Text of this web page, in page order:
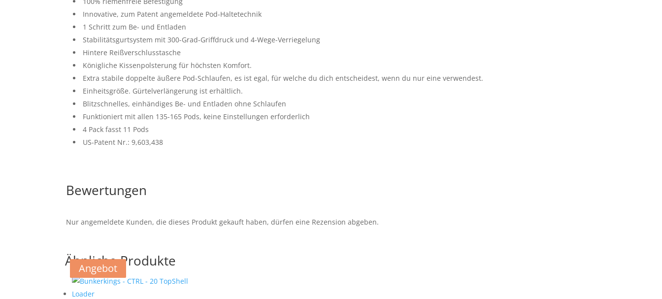
Innovative, zum Patent angemeldete Pod-Haltetechnik
1 Schritt zum Be- und Entladen
Stabilitätsgurtsystem mit 300-Grad-Griffdruck und 4-Wege-Verriegelung
Hintere Reißverschlusstasche
Königliche Kissenpolsterung für höchsten Komfort.
Extra stabile doppelte äußere Pod-Schlaufen, es ist egal, für welche du dich entscheidest, wenn du nur eine verwendest.
Einheitsgröße. Gürtelverlängerung ist erhältlich.
Blitzschnelles, einhändiges Be- und Entladen ohne Schlaufen
Funktioniert mit allen 135-165 Pods, keine Einstellungen erforderlich
4 Pack fasst 11 Pods
US-Patent Nr.: 9,603,438
Bewertungen
Nur angemeldete Kunden, die dieses Produkt gekauft haben, dürfen eine Rezension abgeben.
Ähnliche Produkte
Angebot
Angebot
Angebot